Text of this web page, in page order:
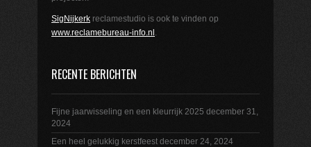
SigNijkerk reclamestudio is ook te vinden op
www.reclamebureau-info.nl
RECENTE BERICHTEN
Fijne jaarwisseling en een kleurrijk 2025 december 31,
2024
Een heel gelukkig kerstfeest december 24, 2024